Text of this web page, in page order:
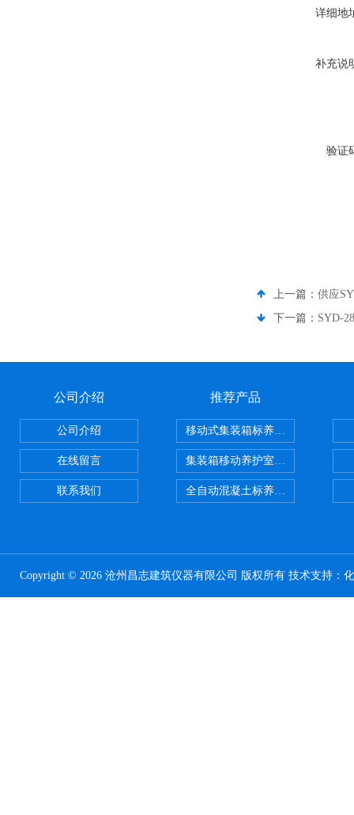
详细地
补充说
验证
上一篇： 供应
下一篇： SYD-
公司介绍
公司介绍
在线留言
联系我们
推荐产品
移动式集装箱标养室 养护室设备
集装箱移动养护室 标养室
全自动混凝土标养室恒温恒湿设备
Copyright © 2026 沧州昌志建筑仪器有限公司 版权所有 技术支持：